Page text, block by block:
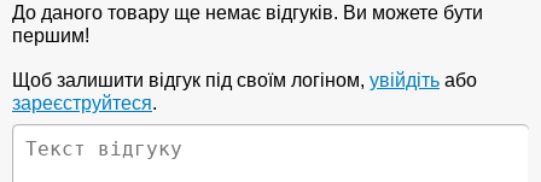
До даного товару ще немає відгуків. Ви можете бути
першим!
Щоб залишити відгук під своїм логіном, увійдіть або
зареєструйтеся.